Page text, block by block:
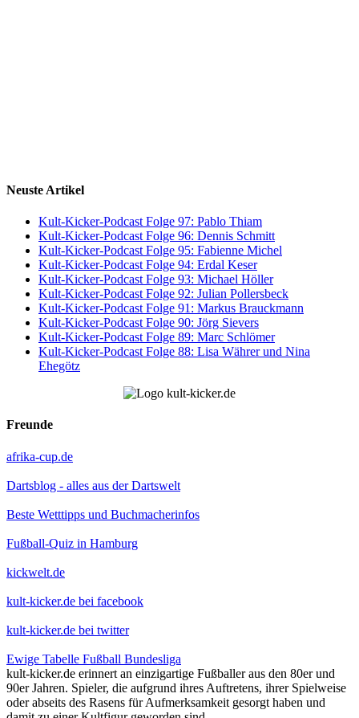
Neuste Artikel
Kult-Kicker-Podcast Folge 97: Pablo Thiam
Kult-Kicker-Podcast Folge 96: Dennis Schmitt
Kult-Kicker-Podcast Folge 95: Fabienne Michel
Kult-Kicker-Podcast Folge 94: Erdal Keser
Kult-Kicker-Podcast Folge 93: Michael Höller
Kult-Kicker-Podcast Folge 92: Julian Pollersbeck
Kult-Kicker-Podcast Folge 91: Markus Brauckmann
Kult-Kicker-Podcast Folge 90: Jörg Sievers
Kult-Kicker-Podcast Folge 89: Marc Schlömer
Kult-Kicker-Podcast Folge 88: Lisa Währer und Nina
Ehegötz
Freunde
afrika-cup.de
Dartsblog - alles aus der Dartswelt
Beste Wetttipps und Buchmacherinfos
Fußball-Quiz in Hamburg
kickwelt.de
kult-kicker.de bei facebook
kult-kicker.de bei twitter
Ewige Tabelle Fußball Bundesliga
kult-kicker.de erinnert an einzigartige Fußballer aus den 80er und
90er Jahren. Spieler, die aufgrund ihres Auftretens, ihrer Spielweise
oder abseits des Rasens für Aufmerksamkeit gesorgt haben und